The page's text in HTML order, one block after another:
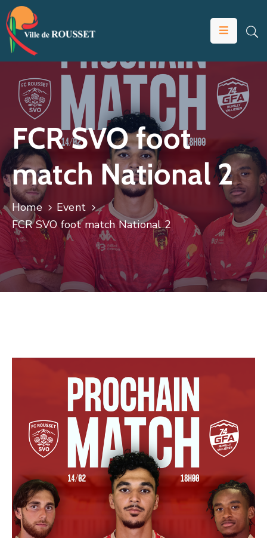
VOTRE
VIVRE
ROUSSET
ÉDUCATION
ET
JEUNESSE
SOLIDARITÉS
ÉCONOMIE
ANIMATION
CULTURE
FCR SVO foot
match National 2
Home
Event
FCR SVO foot match National 2